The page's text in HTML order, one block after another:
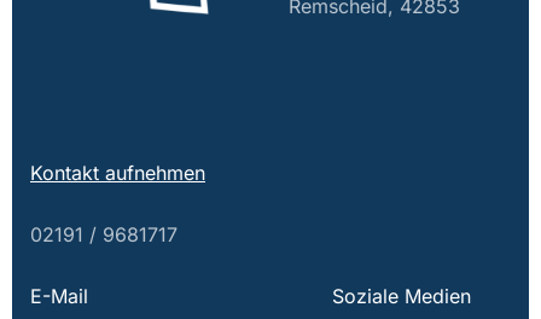
Remscheid, 42853
Kontakt aufnehmen
02191 / 9681717
E-Mail Soziale Medien